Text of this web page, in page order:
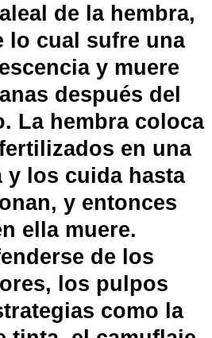
de la hembra,
lo cual sufre una
y muere
después del
La hembra coloca
en una
y los cuida hasta
y entonces
ella muere.
de los
, los pulpos
como la